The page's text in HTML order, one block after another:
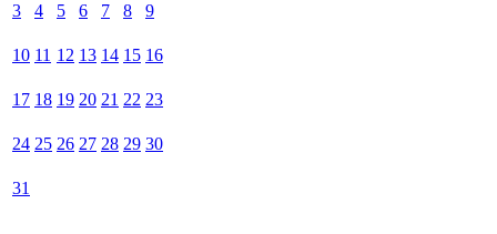
3 4 5 6 7 8 9
10 11 12 13 14 15 16
17 18 19 20 21 22 23
24 25 26 27 28 29 30
31